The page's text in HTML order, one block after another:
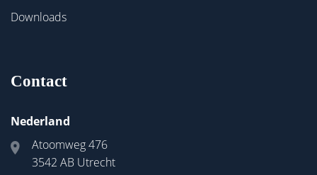
Downloads
Contact
Nederland
Atoomweg 476
3542 AB Utrecht